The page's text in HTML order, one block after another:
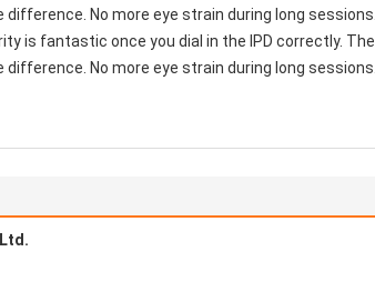
difference. No more eye strain during long
is fantastic once you dial in the IPD correctly.
difference. No more eye strain during long